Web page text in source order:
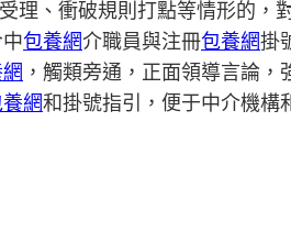
理、衝破規則打點等情形的
包養網介職員與注冊包養網掛
，觸類旁通，正面領導言論
網和掛號指引，便于中介機構